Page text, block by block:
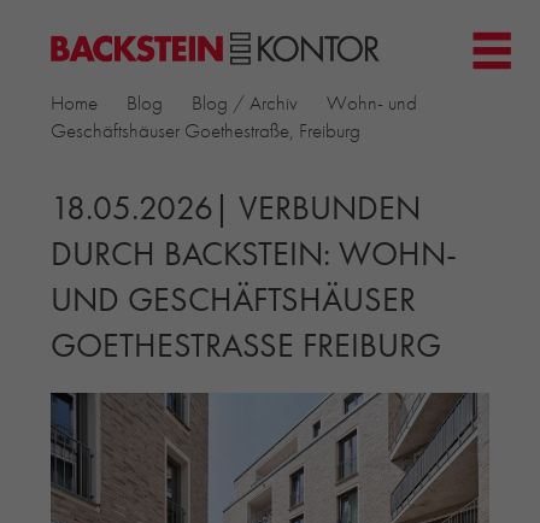
PROJEKTE
▼
KIRCHEN
MEHRFAMILIENHÄUSER
MUSEEN
EINFAMILIENHÄUSER
ÖFFENTLICHE BAUTEN
PRODUKTE
▼
RIEMCHENKOLLEKTIONEN TONWERK
ALLGEMEINE RIEMCHENKOLLEKTIONEN
PETERSEN TEGL
Home Blog Blog / Archiv
Wohn- und
Geschäftshäuser Goethestraße, Freiburg
18.05.2026| VERBUNDEN
DURCH BACKSTEIN: WOHN-
UND GESCHÄFTSHÄUSER
GOETHESTRASSE FREIBURG